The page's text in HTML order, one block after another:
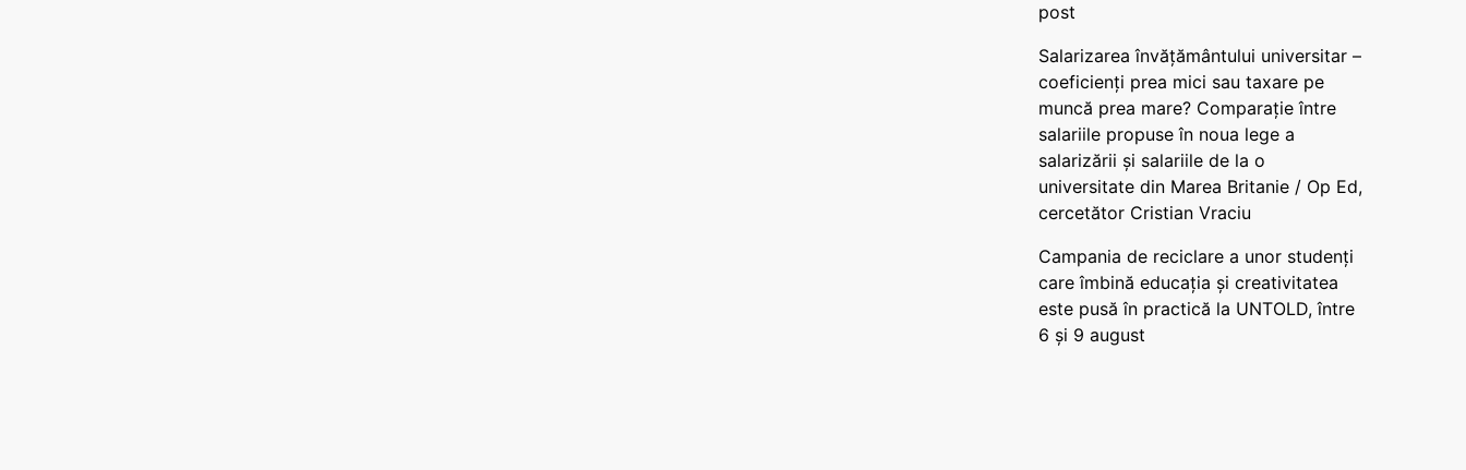
post
Salarizarea învățământului universitar –
coeficienți prea mici sau taxare pe
muncă prea mare? Comparație între
salariile propuse în noua lege a
salarizării și salariile de la o
universitate din Marea Britanie / Op Ed,
cercetător Cristian Vraciu
Campania de reciclare a unor studenți
care îmbină educația și creativitatea
este pusă în practică la UNTOLD, între
6 și 9 august